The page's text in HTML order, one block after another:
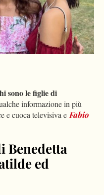
sono le figlie di
informazione in più
e cuoca televisiva eFabio
Benedetta
ed